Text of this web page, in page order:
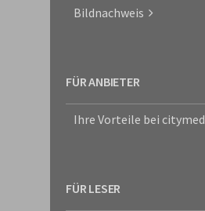
Bildnachweis
FÜR ANBIETER
Ihre Vorteile bei citymed
FÜR LESER